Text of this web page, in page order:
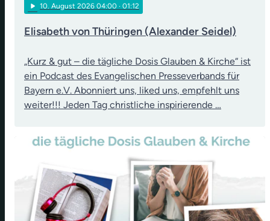
play_arrow 10. August 2026 04:00 · 01:12
Elisabeth von Thüringen (Alexander Seidel)
„Kurz & gut – die tägliche Dosis Glauben & Kirche“ ist
ein Podcast des Evangelischen Presseverbands für
Bayern e.V. Abonniert uns, liked uns, empfehlt uns
weiter!!! Jeden Tag christliche inspirierende …